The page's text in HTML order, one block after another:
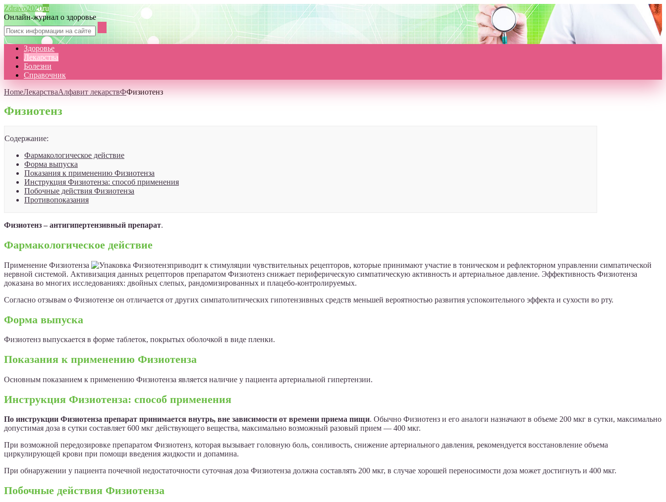
Zdravo2020ru
Онлайн-журнал о здоровье
Здоровье
Лекарства
Болезни
Справочник
HomeЛекарстваАлфавит лекарствФФизиотенз
Физиотенз
Содержание:
Фармакологическое действие
Форма выпуска
Показания к применению Физиотенза
Инструкция Физиотенза: способ применения
Побочные действия Физиотенза
Противопоказания
Физиотенз – антигипертензивный препарат.
Фармакологическое действие
Применение Физиотенза
приводит к стимуляции чувствительных рецепторов, которые принимают участие в тоническом и рефлекторном управлении симпатической
нервной системой. Активизация данных рецепторов препаратом Физиотенз снижает периферическую симпатическую активность и артериальное давление. Эффективность Физиотенза
доказана во многих исследованиях: двойных слепых, рандомизированных и плацебо-контролируемых.
Согласно отзывам о Физиотензе он отличается от других симпатолитических гипотензивных средств меньшей вероятностью развития успокоительного эффекта и сухости во рту.
Форма выпуска
Физиотенз выпускается в форме таблеток, покрытых оболочкой в виде пленки.
Показания к применению Физиотенза
Основным показанием к применению Физиотенза является наличие у пациента артериальной гипертензии.
Инструкция Физиотенза: способ применения
По инструкции Физиотенза препарат принимается внутрь, вне зависимости от времени приема пищи. Обычно Физиотенз и его аналоги назначают в объеме 200 мкг в сутки, максимально
допустимая доза в сутки составляет 600 мкг действующего вещества, максимально возможный разовый прием — 400 мкг.
При возможной передозировке препаратом Физиотенз, которая вызывает головную боль, сонливость, снижение артериального давления, рекомендуется восстановление объема
циркулирующей крови при помощи введения жидкости и допамина.
При обнаружении у пациента почечной недостаточности суточная доза Физиотенза должна составлять 200 мкг, в случае хорошей переносимости доза может достигнуть и 400 мкг.
Побочные действия Физиотенза